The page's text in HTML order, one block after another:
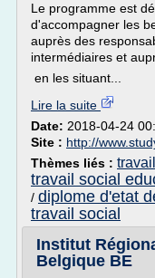
Le programme est
d'accompagner les
auprès des
intermédiaires et
en les situant...
Lire la suite
Date: 2018-04-24
Site : http://
Thèmes liés :
travail social
/ diplome d'etat
travail social
Institut
Belgique BE